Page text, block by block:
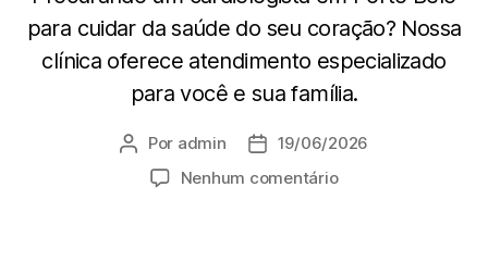
para cuidar da saúde do seu coração? Nossa
clínica oferece atendimento especializado
para você e sua família.
Por admin
19/06/2026
Nenhum comentário